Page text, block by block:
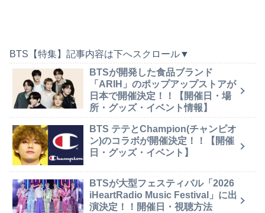
BTS【特集】記事内容は下へスクロール▼
BTSが開発した食品ブランド
「ARIH」のポップアップストアが
日本で開催決定！！【開催日・場
所・グッズ・イベント情報】
BTS テテとChampion(チャンピオ
ン)のコラボが開催決定！！【開催
日・グッズ・イベント】
BTSが大型フェスティバル「2026
iHeartRadio Music Festival」に出
演決定！！開催日・視聴方法